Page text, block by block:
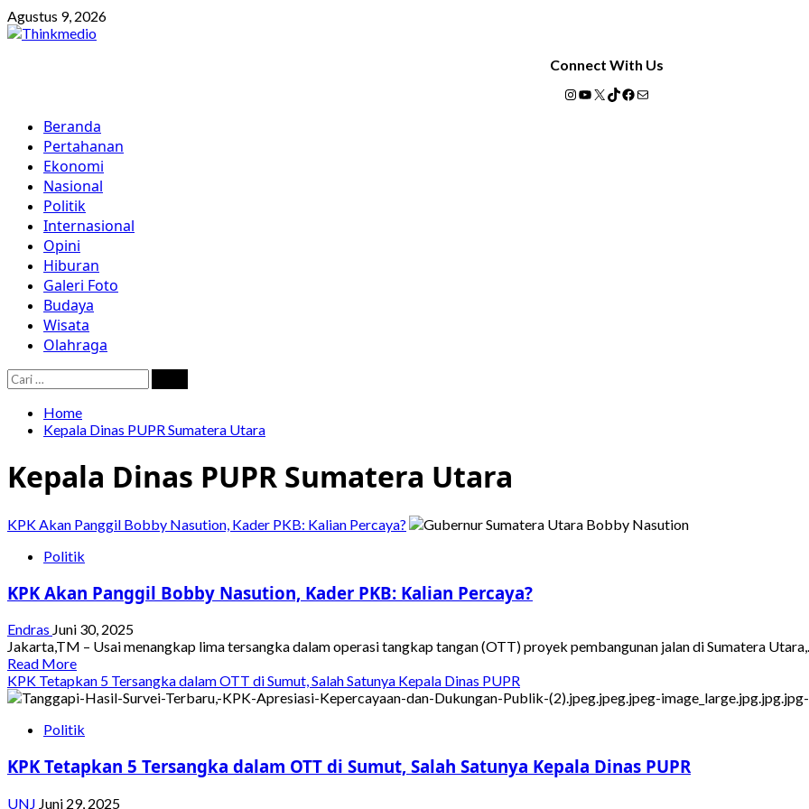
Skip
to
Agustus 9, 2026
Connect With Us
Instagram
YouTube
X TikTok
Facebook
Mail
Primary
Menu
Beranda
Pertahanan
Ekonomi
Nasional
Politik
Internasional
Opini
Hiburan
Galeri Foto
Budaya
Wisata
Olahraga
Cari
untuk:
Home
Kepala Dinas PUPR Sumatera Utara
Kepala Dinas PUPR Sumatera Utara
KPK Akan Panggil Bobby Nasution, Kader PKB: Kalian Percaya?
Politik
KPK Akan Panggil Bobby Nasution, Kader PKB: Kalian Percaya?
Endras Juni 30, 2025
Jakarta,TM – Usai menangkap lima tersangka dalam operasi tangkap tangan (OTT) proyek pembangunan jalan di Sumatera
Read MoreRead
more
about
Akan
Bobby
Nasution,
Kader
KPK Tetapkan 5 Tersangka dalam OTT di Sumut, Salah Satunya Kepala Dinas PUPR
Politik
KPK Tetapkan 5 Tersangka dalam OTT di Sumut, Salah Satunya Kepala Dinas PUPR
UNJ Juni 29, 2025